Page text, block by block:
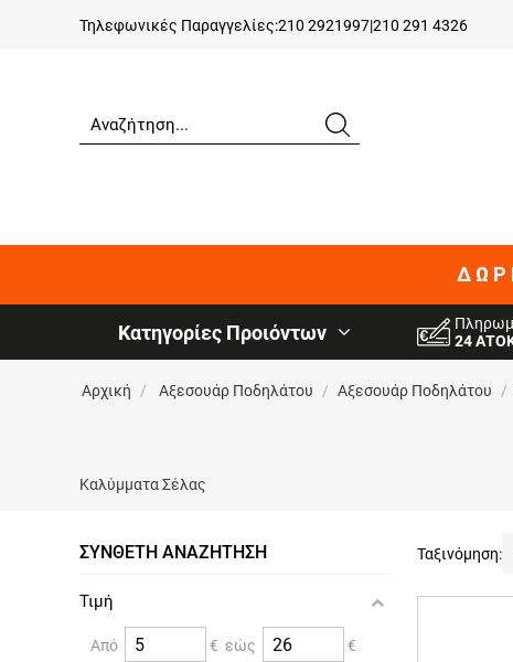
Τηλεφωνικές Παραγγελίες:210 2921997|210 291 4326
Κατηγορίες Προιόντων
24
Αρχική / Αξεσουάρ Ποδηλάτου / Αξεσουάρ Ποδηλάτου /
Καλύμματα Σέλας
ΣΎΝΘΕΤΗ ΑΝΑΖΉΤΗΣΗ
Τιμή
Από € εώς €
Ταξινόμηση: